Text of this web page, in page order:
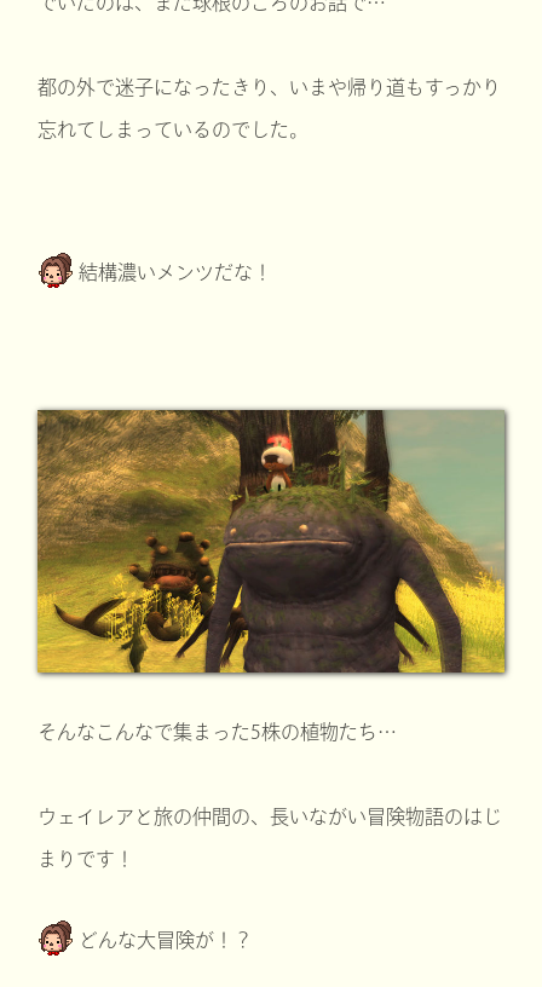
都の外で迷子になったきり、いまや帰り道もすっかり
忘れてしまっているのでした。
結構濃いメンツだな！
そんなこんなで集まった5株の植物たち…
ウェイレアと旅の仲間の、長いながい冒険物語のはじ
まりです！
どんな大冒険が！？